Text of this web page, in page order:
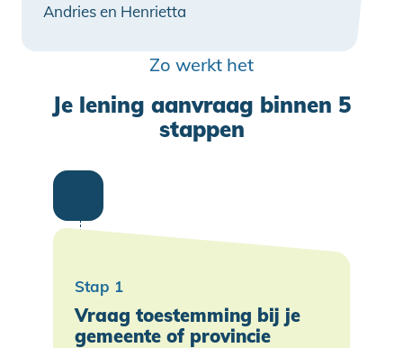
Andries en Henrietta
Zo werkt het
Je lening aanvraag binnen 5
stappen
Vraag toestemming bij je
gemeente of provincie